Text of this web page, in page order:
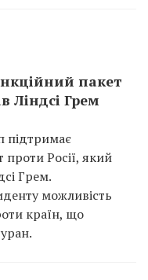
пакет
Ліндсі Грем
проти Росії, який
Грем.
можливість
країн, що